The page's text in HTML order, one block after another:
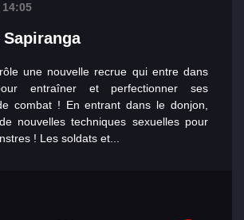
14:05
une nouvelle recrue qui entre dans
entraîner et perfectionner ses
combat ! En entrant dans le donjon,
nouvelles techniques sexuelles pour
! Les soldats et...